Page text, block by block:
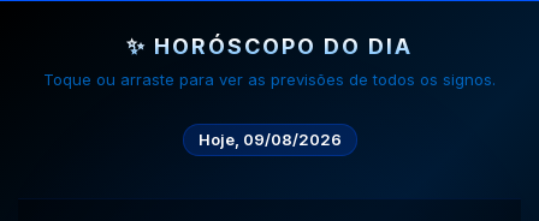
✨ HORÓSCOPO DO DIA
Toque ou arraste para ver as previsões de todos os signos.
Hoje, 09/08/2026